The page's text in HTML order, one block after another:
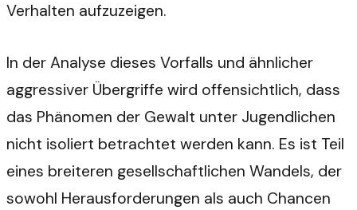
Verhalten aufzuzeigen.
In der Analyse dieses Vorfalls und ähnlicher
aggressiver Übergriffe wird offensichtlich, dass
das Phänomen der Gewalt unter Jugendlichen
nicht isoliert betrachtet werden kann. Es ist Teil
eines breiteren gesellschaftlichen Wandels, der
sowohl Herausforderungen als auch Chancen